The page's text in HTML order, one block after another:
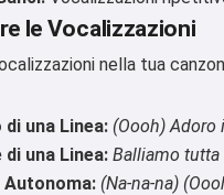
le Vocalizzazioni
nella tua
una Linea: (Oooh)
di una Linea: Balliamo tutta
Autonoma: (Na-na-na)